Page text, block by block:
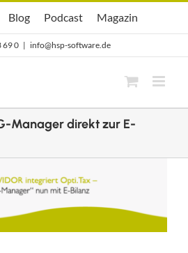
hsp
Blog
Blog Opti.Cast
Podcast Opti.Mag
Magazin
69 0 | info@hsp-software.de
Manager direkt zur E-